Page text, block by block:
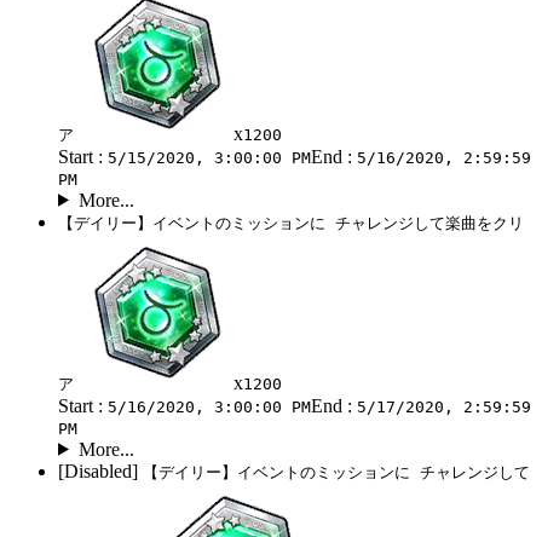
ア x1200
Start : 5/15/2020, 3:00:00 PMEnd : 5/16/2020, 2:59:59
PM
More...
【デイリー】イベントのミッションに チャレンジして楽曲をクリ
ア x1200
Start : 5/16/2020, 3:00:00 PMEnd : 5/17/2020, 2:59:59
PM
More...
[Disabled]
【デイリー】イベントのミッションに チャレンジして